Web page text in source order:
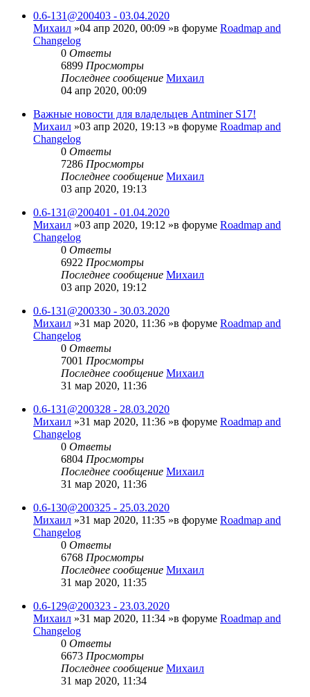
0.6-131@200403 - 03.04.2020
Михаил »04 апр 2020, 00:09 »в форуме Roadmap and
Changelog
0 Ответы
6899 Просмотры
Последнее сообщение Михаил
04 апр 2020, 00:09
Важные новости для владельцев Antminer S17!
Михаил »03 апр 2020, 19:13 »в форуме Roadmap and
Changelog
0 Ответы
7286 Просмотры
Последнее сообщение Михаил
03 апр 2020, 19:13
0.6-131@200401 - 01.04.2020
Михаил »03 апр 2020, 19:12 »в форуме Roadmap and
Changelog
0 Ответы
6922 Просмотры
Последнее сообщение Михаил
03 апр 2020, 19:12
0.6-131@200330 - 30.03.2020
Михаил »31 мар 2020, 11:36 »в форуме Roadmap and
Changelog
0 Ответы
7001 Просмотры
Последнее сообщение Михаил
31 мар 2020, 11:36
0.6-131@200328 - 28.03.2020
Михаил »31 мар 2020, 11:36 »в форуме Roadmap and
Changelog
0 Ответы
6804 Просмотры
Последнее сообщение Михаил
31 мар 2020, 11:36
0.6-130@200325 - 25.03.2020
Михаил »31 мар 2020, 11:35 »в форуме Roadmap and
Changelog
0 Ответы
6768 Просмотры
Последнее сообщение Михаил
31 мар 2020, 11:35
0.6-129@200323 - 23.03.2020
Михаил »31 мар 2020, 11:34 »в форуме Roadmap and
Changelog
0 Ответы
6673 Просмотры
Последнее сообщение Михаил
31 мар 2020, 11:34